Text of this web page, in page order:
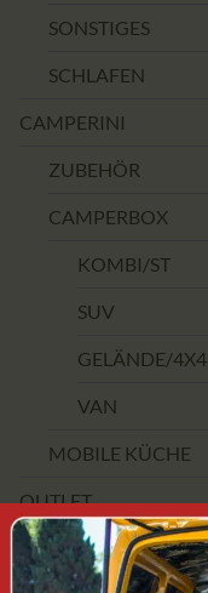
SONSTIGES
SCHLAFEN
CAMPERINI
ZUBEHÖR
CAMPERBOX
KOMBI/ST
SUV
GELÄNDE/4X4
VAN
MOBILE KÜCHE
OUTLET
PREISSPANNE